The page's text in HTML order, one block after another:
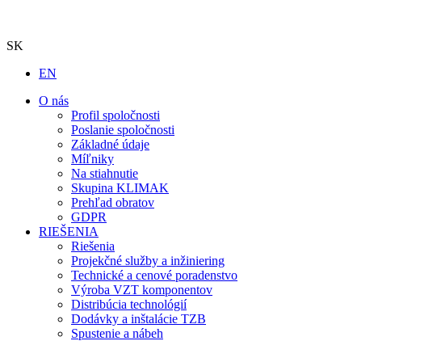
SK
EN
O nás
Profil spoločnosti
Poslanie spoločnosti
Základné údaje
Míľniky
Na stiahnutie
Skupina KLIMAK
Prehľad obratov
GDPR
RIEŠENIA
Riešenia
Projekčné služby a inžiniering
Technické a cenové poradenstvo
Výroba VZT komponentov
Distribúcia technológií
Dodávky a inštalácie TZB
Spustenie a nábeh